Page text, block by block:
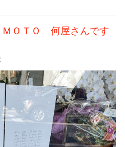
ＭＯＴＯ 何屋さんです